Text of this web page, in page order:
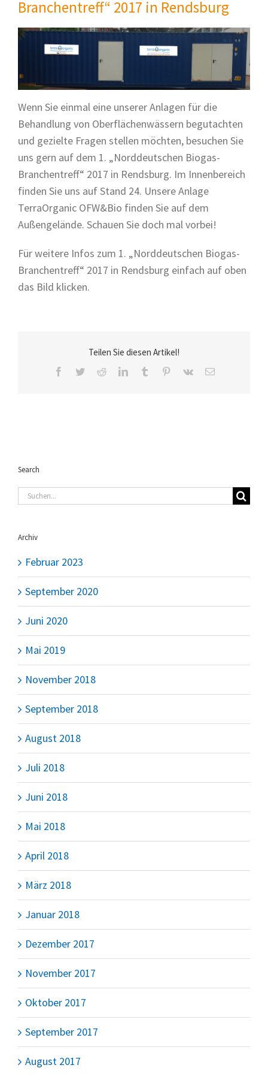
Branchentreff“ 2017 in Rendsburg
Wenn Sie einmal eine unserer Anlagen für die
Behandlung von Oberflächenwässern begutachten
und gezielte Fragen stellen möchten, besuchen Sie
uns gern auf dem 1. „Norddeutschen Biogas-
Branchentreff“ 2017 in Rendsburg. Im Innenbereich
finden Sie uns auf Stand 24. Unsere Anlage
TerraOrganic OFW&Bio finden Sie auf dem
Außengelände. Schauen Sie doch mal vorbei!
Für weitere Infos zum 1. „Norddeutschen Biogas-
Branchentreff“ 2017 in Rendsburg einfach auf oben
das Bild klicken.
Teilen Sie diesen Artikel!
Facebook
TwitterRedditLinkedInTumblr Pinterest
Vk
E-
Search
Suche
Archiv
Februar 2023
September 2020
Juni 2020
Mai 2019
November 2018
September 2018
August 2018
Juli 2018
Juni 2018
Mai 2018
April 2018
März 2018
Januar 2018
Dezember 2017
November 2017
Oktober 2017
September 2017
August 2017